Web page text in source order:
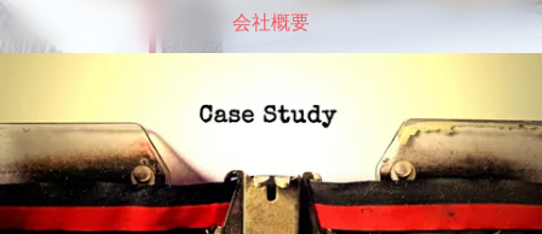
会社概要